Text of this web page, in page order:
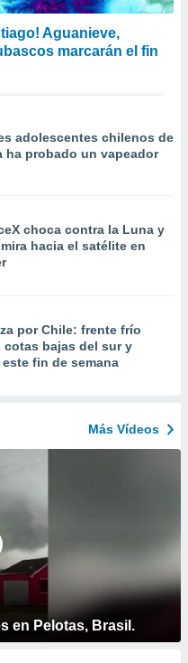
Aguanieve,
marcarán el fin
adolescentes chilenos de
ha probado un vapeador
choca contra la Luna y
hacia el satélite en
por Chile: frente frío
cotas bajas del sur y
fin de semana
Más Vídeos
en Pelotas, Brasil.